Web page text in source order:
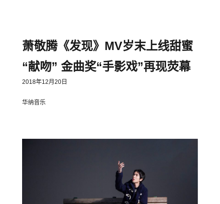
萧敬腾《发现》MV岁末上线甜蜜
“献吻” 金曲奖“手影戏”再现荧幕
2018年12月20日
华纳音乐